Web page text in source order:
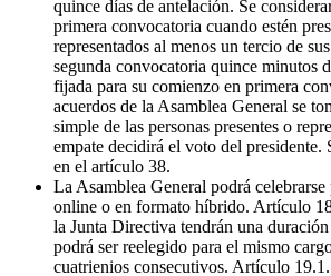
quince días de antelación. Se
primera convocatoria cuando estén
representados al menos un tercio de
segunda convocatoria quince minutos
fijada para su comienzo en primera
acuerdos de la Asamblea General se
simple de las personas presentes o
empate decidirá el voto del presidente.
en el artículo 38.
La Asamblea General podrá celebrarse
online o en formato híbrido. Artículo
la Junta Directiva tendrán una
podrá ser reelegido para el mismo
cuatrienios consecutivos. Artículo